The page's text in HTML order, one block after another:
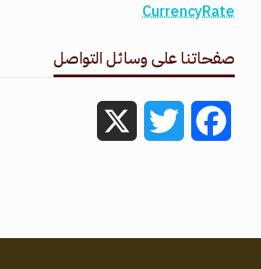
CurrencyRate
صفحاتنا على وسائل التواصل
Facebook
Twitter